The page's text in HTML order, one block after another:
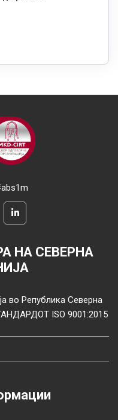
НА СЕВЕРНА
во Република Северна
ISO 9001:2015